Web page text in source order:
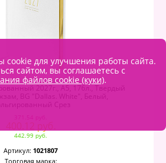
2027г., А5, 176л., Твердый
BG "Dallas. White", Белый,
Срез
371.54 руб.
400.12 руб.
442.99 руб.
Артикул: 1021807
Торговая марка:
для улучшения работы сайта.
сайтом, вы соглашаетесь с
файлов cookie (куки).